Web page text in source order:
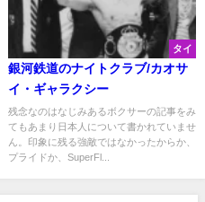
タイ
銀河鉄道のナイトクラブ/カオサ
イ・ギャラクシー
残念なのはなじみあるボクサーの記事をみ
てもあまり日本人について書かれていませ
ん。印象に残る強敵ではなかったからか、
プライドか、SuperFl...